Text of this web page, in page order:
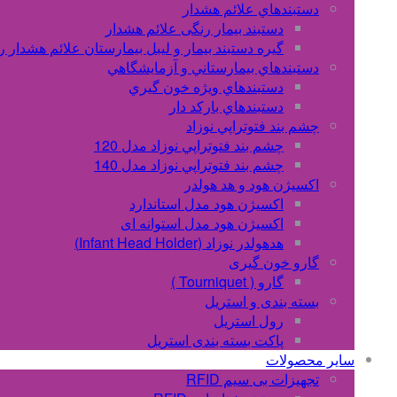
دستبندهاي علائم هشدار
دستبند بیمار رنگی علائم هشدار
گیره دستبند بیمار و لیبل بیمارستان علائم هشدار
دستبندهاي بيمارستاني و آزمايشگاهي
دستبندهاي ويژه خون گيري
دستبندهاي بارکد دار
چشم بند فتوتراپي نوزاد
چشم بند فتوتراپي نوزاد مدل 120
چشم بند فتوتراپي نوزاد مدل 140
اکسیژن هود و هد هولدر
اکسیژن هود مدل استاندارد
اکسیژن هود مدل استوانه ای
هدهولدر نوزاد (Infant Head Holder)
گارو خون گیری
گارو ( Tourniquet )
بسته بندی و استریل
رول استریل
پاکت بسته بندی استریل
سایر محصولات
تجهیزات بی سیم RFID